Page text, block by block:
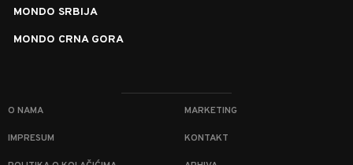
MONDO SRBIJA
MONDO CRNA GORA
O NAMA MARKETING
IMPRESUM KONTAKT